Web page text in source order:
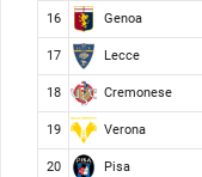
16 Genoa
17 Lecce
18 Cremonese
19 Verona
20 Pisa